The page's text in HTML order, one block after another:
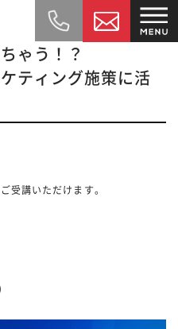
ゃう！？
ティング施策に活
受講いただけます。